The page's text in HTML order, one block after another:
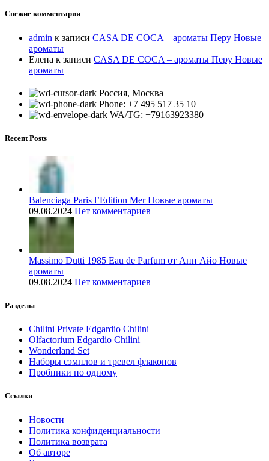
Свежие комментарии
admin к записи CASA DE COCA – ароматы Перу Новые
ароматы
Елена к записи CASA DE COCA – ароматы Перу Новые
ароматы
Россия, Москва
Phone: +7 495 517 35 10
WA/TG: +79163923380
Recent Posts
Balenciaga Paris l’Edition Mer Новые ароматы
09.08.2024 Нет комментариев
Massimo Dutti 1985 Eau de Parfum от Анн Айо Новые
ароматы
09.08.2024 Нет комментариев
Разделы
Chilini Private Edgardio Chilini
Olfactorium Edgardio Chilini
Wonderland Set
Наборы сэмплов и тревел флаконов
Пробники по одному
Ссылки
Новости
Политика конфиденциальности
Политика возврата
Об авторе